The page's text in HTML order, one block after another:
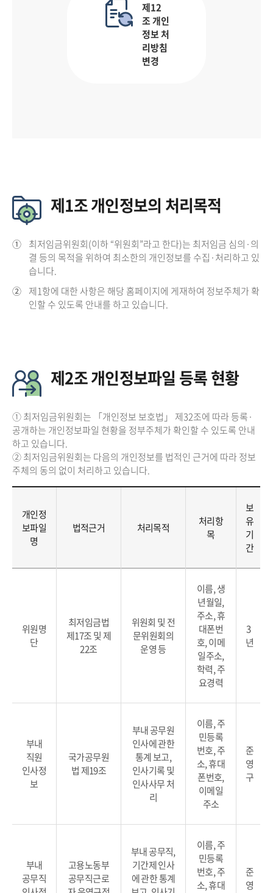
제12
조 개인
정보 처
리방침
변경
제1조 개인정보의 처리목적
① 최저임금위원회(이하 “위원회”라고 한다)는 최저임금 심의·의
결 등의 목적을 위하여 최소한의 개인정보를 수집·처리하고 있
습니다.
② 제1항에 대한 사항은 해당 홈페이지에 게재하여 정보주체가 확
인할 수 있도록 안내를 하고 있습니다.
제2조 개인정보파일 등록 현황
① 최저임금위원회는 「개인정보 보호법」 제32조에 따라 등록·
공개하는 개인정보파일 현황을 정부주체가 확인할 수 있도록 안내
하고 있습니다.
② 최저임금위원회는 다음의 개인정보를 법적인 근거에 따라 정보
주체의 동의 없이 처리하고 있습니다.
개인정
보파일
명
법적근거 처리목적
처리항
목
보
유
기
간
위원명
단
최저임금법
제17조 및 제
22조
위원회 및 전
문위원회의
운영 등
이름, 생
년월일,
주소, 휴
대폰번
호, 이메
일주소,
학력, 주
요경력
3
년
부내
직원
인사정
보
국가공무원
법 제19조
부내 공무원
인사에 관한
통계 보고,
인사기록 및
인사사무 처
리
이름, 주
민등록
번호, 주
소, 휴대
폰번호,
이메일
주소
준
영
구
부내
공무직
고용노동부
공무직근로
부내 공무직,
기간제 인사
에 관한 통계
이름, 주
민등록
번호, 주
소, 휴대
준
영